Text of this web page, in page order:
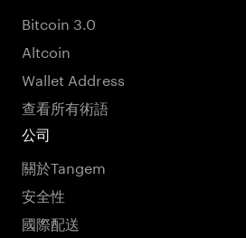
Bitcoin 3.0
Altcoin
Wallet Address
查看所有術語
公司
關於Tangem
安全性
國際配送